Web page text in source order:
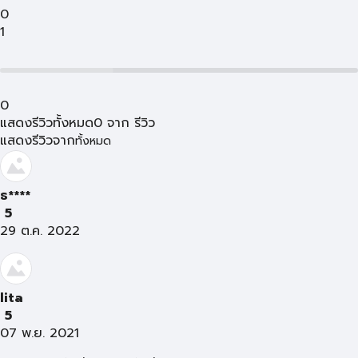
0
1
0
แสดงรีวิวทั้งหมด0 จาก รีวิว
แสดงรีวิวจากทั้งหมด
ธ****
5
29 ต.ค. 2022
lita
5
07 พ.ย. 2021